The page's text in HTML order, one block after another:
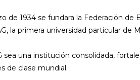
de 1934 se fundara la Federación
la primera universidad particular de
sea una institución consolidada,
de clase mundial.